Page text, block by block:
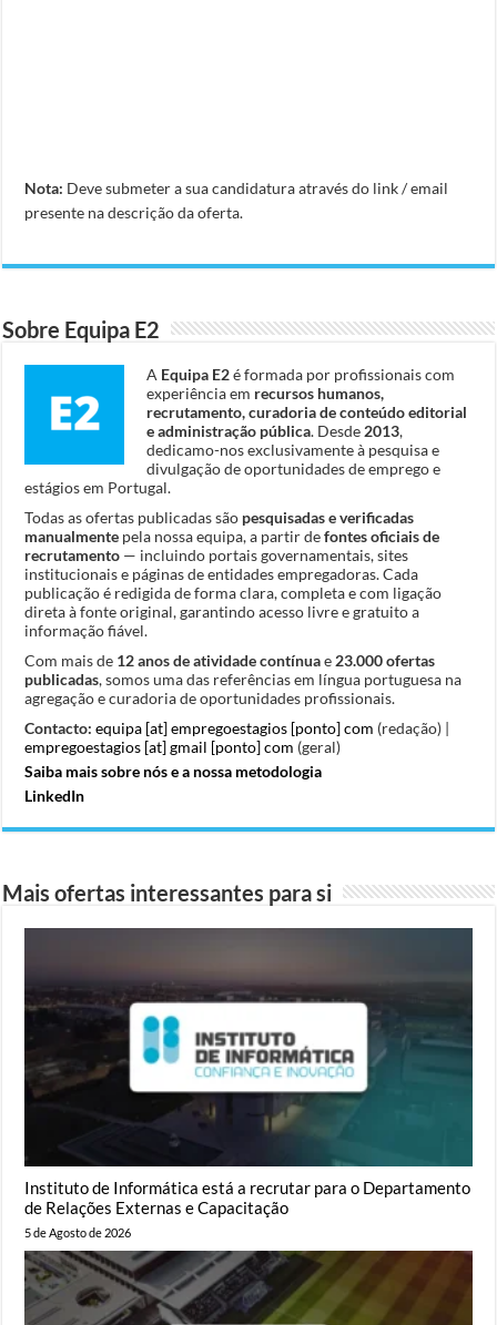
Nota: Deve submeter a sua candidatura através do link / email
presente na descrição da oferta.
Sobre Equipa E2
A Equipa E2é formada por profissionais com
experiência em recursos humanos,
recrutamento, curadoria de conteúdo editorial
e administração pública. Desde 2013,
dedicamo-nos exclusivamente à pesquisa e
divulgação de oportunidades de emprego e
estágios em Portugal.
Todas as ofertas publicadas são pesquisadas e verificadas
manualmente pela nossa equipa, a partir defontes oficiais de
recrutamento — incluindo portais governamentais, sites
institucionais e páginas de entidades empregadoras. Cada
publicação é redigida de forma clara, completa e com ligação
direta à fonte original, garantindo acesso livre e gratuito a
informação fiável.
Com mais de 12 anos de atividade contínuae 23.000 ofertas
publicadas, somos uma das referências em língua portuguesa na
agregação e curadoria de oportunidades profissionais.
Contacto: equipa [at] empregoestagios [ponto] com (redação) |
empregoestagios [at] gmail [ponto] com (geral)
Saiba mais sobre nós e a nossa metodologia
LinkedIn
Mais ofertas interessantes para si
Instituto de Informática está a recrutar para o Departamento
de Relações Externas e Capacitação
5 de Agosto de 2026